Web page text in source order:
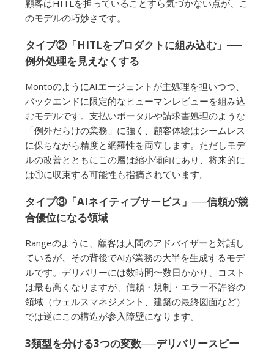
顧客はHITLを担っていることすら気づかない点が、こ
のモデルの巧妙さです。
タイプ②「HITLをプロダクトに組み込む」──
例外処理を見えなくする
MontoのようにAIエージェントが主処理を担いつつ、
バックエンドに限定的なヒューマンレビューを組み込
むモデルです。支払いポータルや請求書処理のような
「例外だらけの業務」に強く、顧客体験はシームレス
に保ちながら精度と網羅性を両立します。ただしモデ
ルの改善とともにこの層は縮小傾向にあり、将来的に
は①に収束する可能性も指摘されています。
タイプ③「AIネイティブサービス」──信頼が競
合優位になる領域
Rangeのように、顧客は人間のアドバイザーと対話し
ているが、その背後でAIが業務の大半を生成するモデ
ルです。デリバリーには数時間〜数日かかり、コスト
は最も高くなりますが、信頼・規制・エラー不許容の
領域（ウェルスマネジメント、建築の最終図面など）
では逆にこの構造が参入障壁になります。
3類型を分ける3つの変数──デリバリースピー